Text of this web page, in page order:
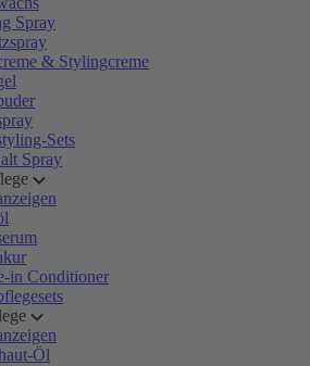
Spray
& Stylingcreme
Sets
Spray
in Conditioner
Öl